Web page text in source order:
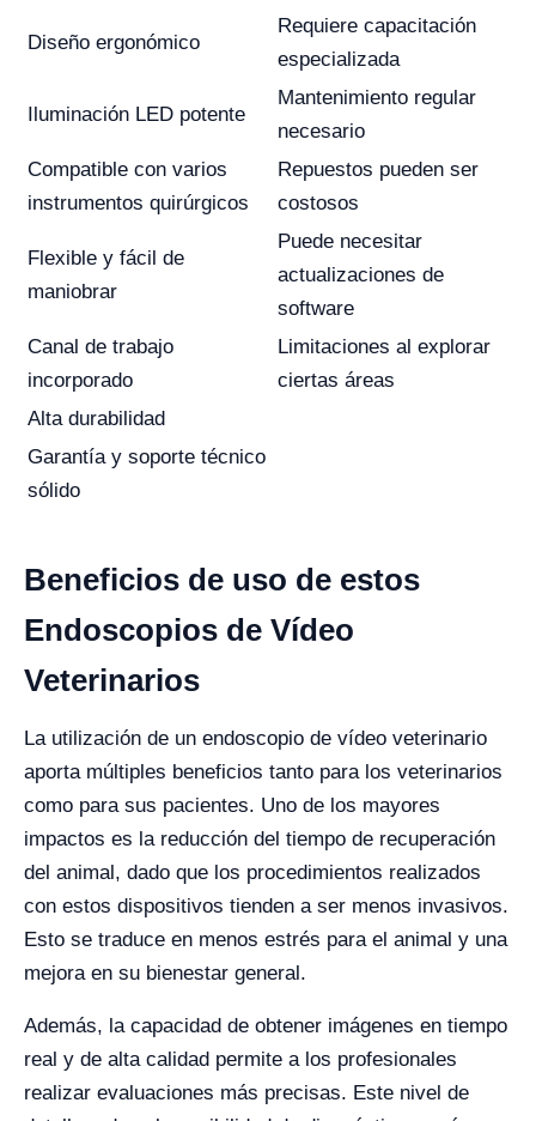
Diseño ergonómico
Requiere capacitación
especializada
Iluminación LED potente
Mantenimiento regular
necesario
Compatible con varios
instrumentos quirúrgicos
Repuestos pueden ser
costosos
Flexible y fácil de
maniobrar
Puede necesitar
actualizaciones de
software
Canal de trabajo
incorporado
Limitaciones al explorar
ciertas áreas
Alta durabilidad
Garantía y soporte técnico
sólido
Beneficios de uso de estos
Endoscopios de Vídeo
Veterinarios
La utilización de un endoscopio de vídeo veterinario
aporta múltiples beneficios tanto para los veterinarios
como para sus pacientes. Uno de los mayores
impactos es la reducción del tiempo de recuperación
del animal, dado que los procedimientos realizados
con estos dispositivos tienden a ser menos invasivos.
Esto se traduce en menos estrés para el animal y una
mejora en su bienestar general.
Además, la capacidad de obtener imágenes en tiempo
real y de alta calidad permite a los profesionales
realizar evaluaciones más precisas. Este nivel de